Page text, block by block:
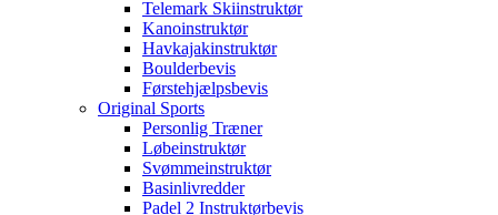
Telemark Skiinstruktør
Kanoinstruktør
Havkajakinstruktør
Boulderbevis
Førstehjælpsbevis
Original Sports
Personlig Træner
Løbeinstruktør
Svømmeinstruktør
Basinlivredder
Padel 2 Instruktørbevis